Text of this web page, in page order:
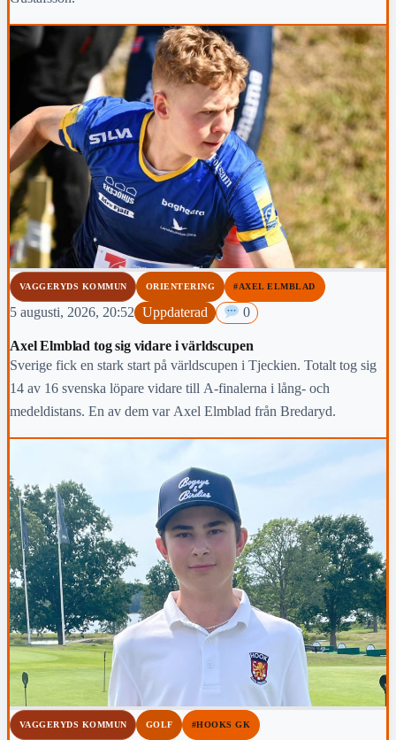
VAGGERYDS KOMMUN ORIENTERING #AXEL ELMBLAD
5 augusti, 2026, 20:52 Uppdaterad 0
Axel Elmblad tog sig vidare i världscupen
Sverige fick en stark start på världscupen i Tjeckien. Totalt tog sig
14 av 16 svenska löpare vidare till A-finalerna i lång- och
medeldistans. En av dem var Axel Elmblad från Bredaryd.
VAGGERYDS KOMMUN GOLF #HOOKS GK